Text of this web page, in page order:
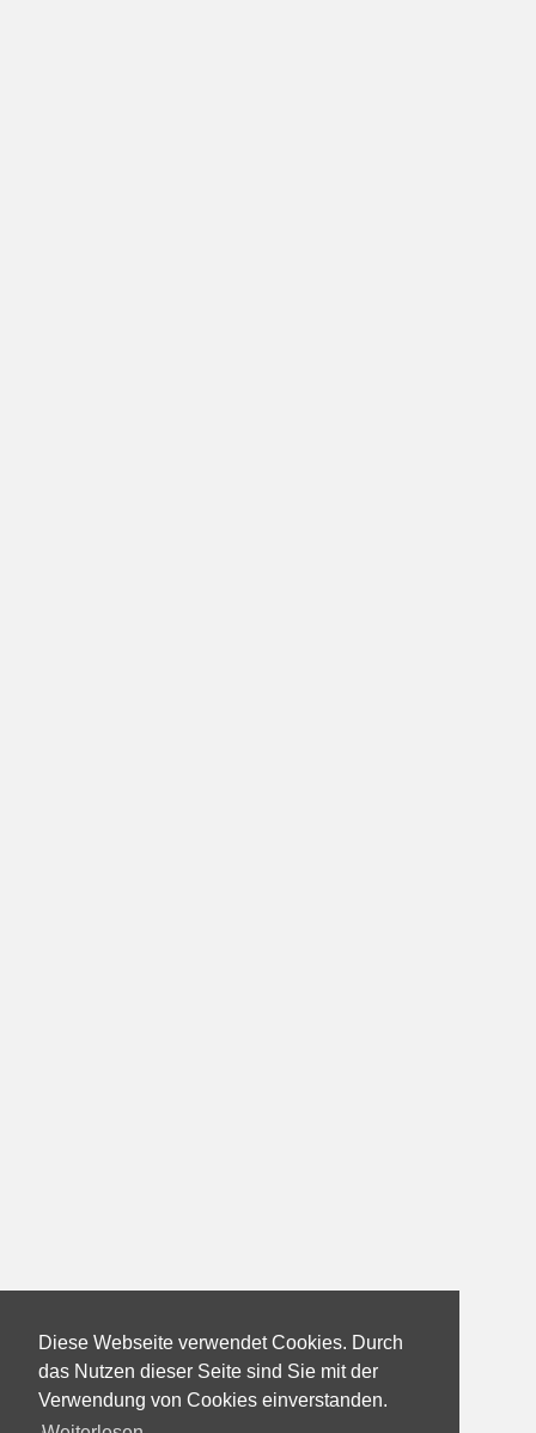
Diese Webseite verwendet Cookies. Durch
das Nutzen dieser Seite sind Sie mit der
Verwendung von Cookies einverstanden.